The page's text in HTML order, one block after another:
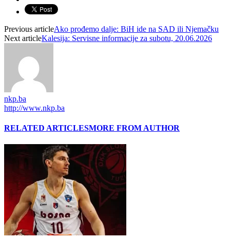
Previous articleAko prođemo dalje: BiH ide na SAD ili Njemačku
Next articleKalesija: Servisne informacije za subotu, 20.06.2026
nkp.ba
http://www.nkp.ba
RELATED ARTICLESMORE FROM AUTHOR